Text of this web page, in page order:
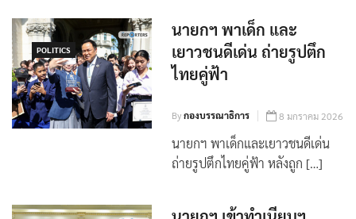
POLITICS
นายกฯ พาเด็ก และ
เยาวชนดีเด่น ถ่ายรูปตึก
ไทยคู่ฟ้า
Byกองบรรณาธิการ 8 มกราคม 2026
นายกฯ พาเด็กและเยาวชนดีเด่น
ถ่ายรูปตึกไทยคู่ฟ้า หลังถูก […]